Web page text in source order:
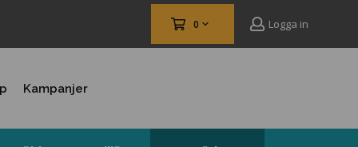
0 Logga in
Kampanjer